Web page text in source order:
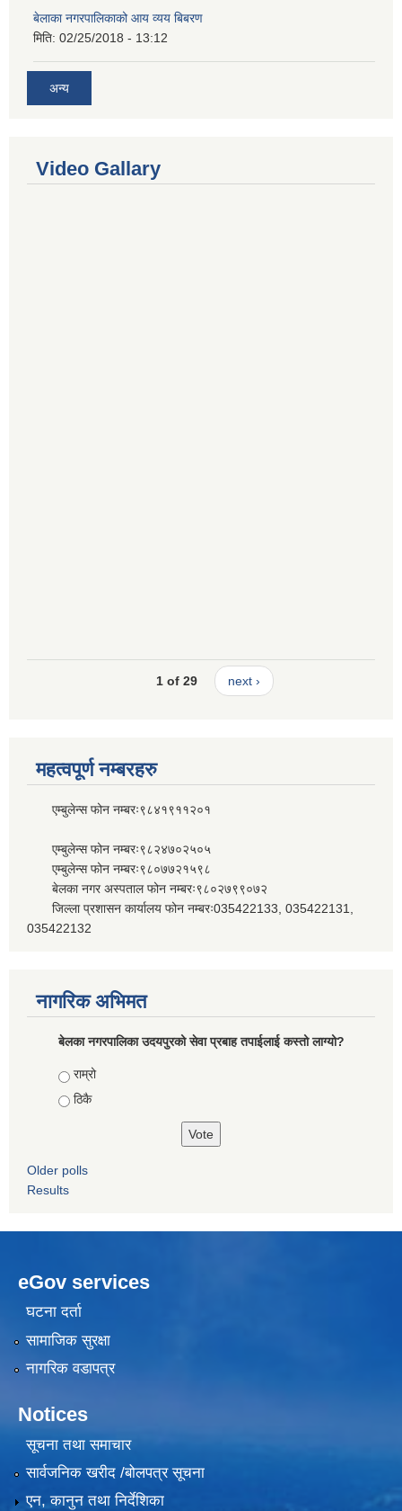
बेलाका नगरपालिकाको आय व्यय बिबरण
मिति: 02/25/2018 - 13:12
अन्य
Video Gallary
1 of 29 next ›
महत्वपूर्ण नम्बरहरु
एम्बुलेन्स फोन नम्बरः९८४१९११२०१
एम्बुलेन्स फोन नम्बरः९८२४७०२५०५
एम्बुलेन्स फोन नम्बरः९८०७७२१५९८
बेलका नगर अस्पताल फोन नम्बरः९८०२७९९०७२
जिल्ला प्रशासन कार्यालय फोन नम्बरः035422133, 035422131,
035422132
नागरिक अभिमत
बेलका नगरपालिका उदयपुरको सेवा प्रबाह तपाईलाई कस्तो लाग्यो?
Choices
राम्रो
ठिकै
Older polls
Results
eGov services
घटना दर्ता
सामाजिक सुरक्षा
नागरिक वडापत्र
Notices
सूचना तथा समाचार
सार्वजनिक खरीद /बोलपत्र सूचना
एन, कानुन तथा निर्देशिका